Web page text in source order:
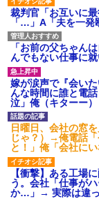
裁判官「お互いに
「…」A「夫を一発
「お前の父ちゃん
んでもない仕事に
嫁が涙声で『会い
んな時間に誰と電
泣」俺（キターー
日曜日、会社の窓
じゃ？）→俺電話
と！」俺「会社に
【衝撃】ある工場
う。会社「仕事が
か…」→ 実際は違